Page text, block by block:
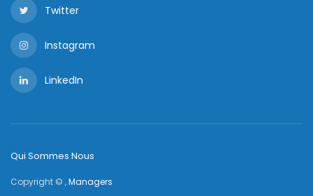
Twitter
Instagram
LinkedIn
Qui Sommes Nous
Copyright © ,Managers